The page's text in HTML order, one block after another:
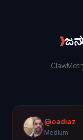
❯
@oadiaz
Medium